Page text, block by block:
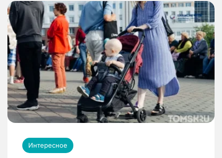
Интересное